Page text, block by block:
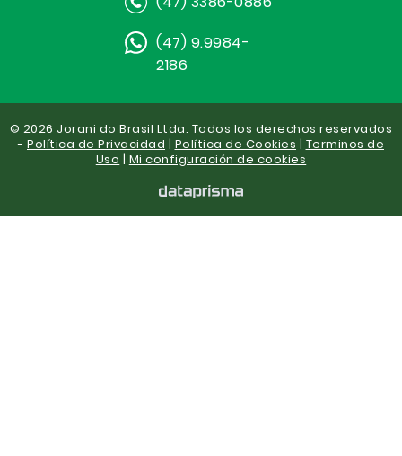
(47) 9.9984-
2186
© 2026 Jorani do Brasil Ltda. Todos los derechos reservados
- Política de Privacidad | Política de Cookies | Terminos de
Uso | Mi configuración de cookies